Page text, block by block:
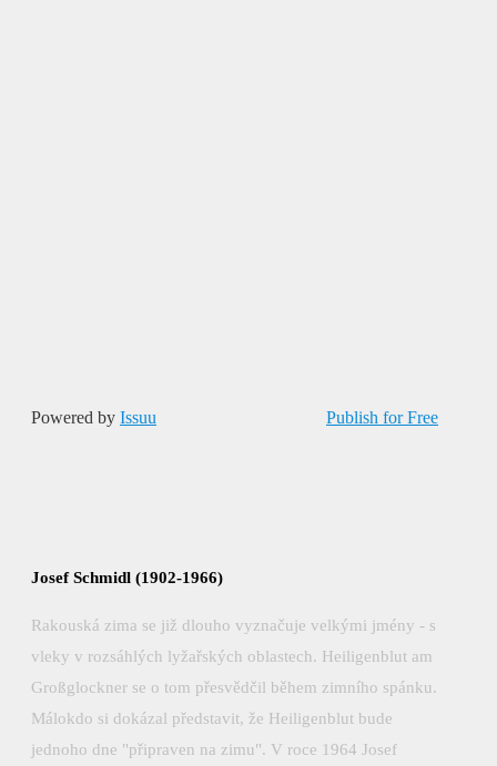
Powered by Issuu Publish for Free
Josef Schmidl (1902-1966)
Rakouská zima se již dlouho vyznačuje velkými jmény - s
vleky v rozsáhlých lyžařských oblastech. Heiligenblut am
Großglockner se o tom přesvědčil během zimního spánku.
Málokdo si dokázal představit, že Heiligenblut bude
jednoho dne "připraven na zimu". V roce 1964 Josef